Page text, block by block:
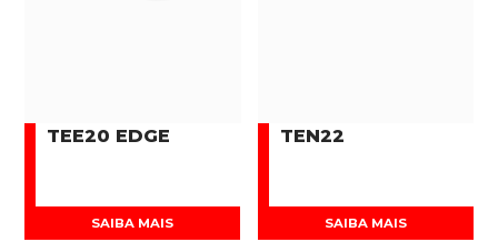
TEE20 EDGE
SAIBA MAIS
TEN22
SAIBA MAIS